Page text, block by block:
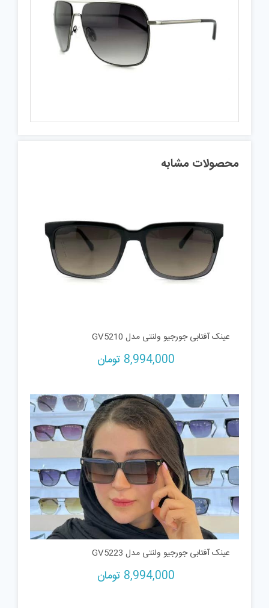
محصولات مشابه
عینک آفتابی جورجیو ولنتی مدل GV5210
8,994,000 تومان
عینک آفتابی جورجیو ولنتی مدل GV5223
8,994,000 تومان